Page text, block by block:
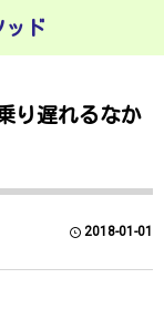
ッド
り遅れるなか
2018-01-01